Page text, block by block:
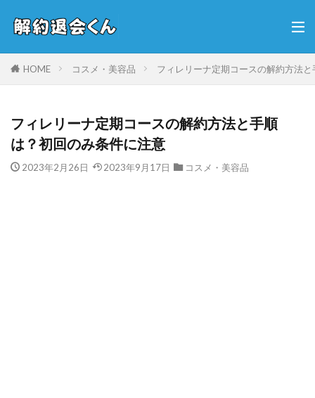
HOME コスメ・美容品 フィレリーナ定期コースの解約方法
フィレリーナ定期コースの解約方法と手順
は？初回のみ条件に注意
2023年2月26日 2023年9月17日 コスメ・美容品